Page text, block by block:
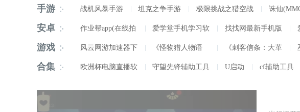
手游 战机风暴手游 坦克之争手游
极限挑战之猎空战
诛仙
安卓
作业帮app(在线拍
爱学堂手机学习软
找找网最新手机版
游戏
风云网游加速器下
《怪物猎人物语
《刺客信条：大革
整版
合集
欧洲杯电脑直播软
守望先锋辅助工具 U启动 cf辅助工具